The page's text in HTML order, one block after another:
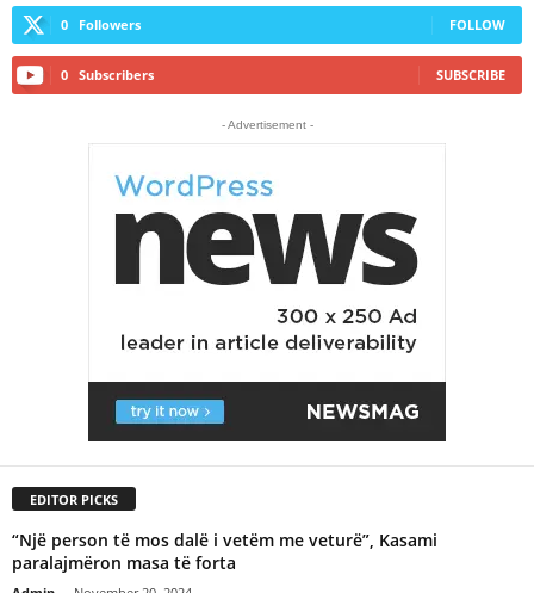
0 Followers FOLLOW
0 Subscribers SUBSCRIBE
- Advertisement -
EDITOR PICKS
“Një person të mos dalë i vetëm me veturë”, Kasami
paralajmëron masa të forta